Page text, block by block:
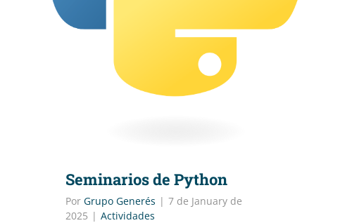
Seminarios de Python
Por Grupo Generés | 7 de January de
2025 | Actividades